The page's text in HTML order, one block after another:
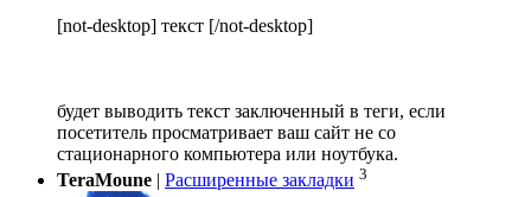
[not-desktop] текст [/not-desktop]
будет выводить текст заключенный в теги, если
посетитель просматривает ваш сайт не со
стационарного компьютера или ноутбука.
TeraMoune | Расширенные закладки 3